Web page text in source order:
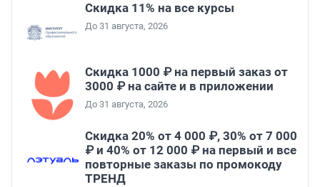
Скидка 11% на все курсы
До 31 августа, 2026
Скидка 1000 ₽ на первый заказ от
3000 ₽ на сайте и в приложении
До 31 августа, 2026
Скидка 20% от 4 000 ₽, 30% от 7 000
₽ и 40% от 12 000 ₽ на первый и все
повторные заказы по промокоду
ТРЕНД